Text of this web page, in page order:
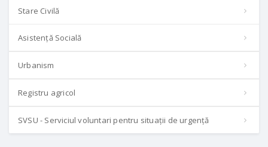
Stare Civilă
Asistență Socială
Urbanism
Registru agricol
SVSU - Serviciul voluntari pentru situații de urgență